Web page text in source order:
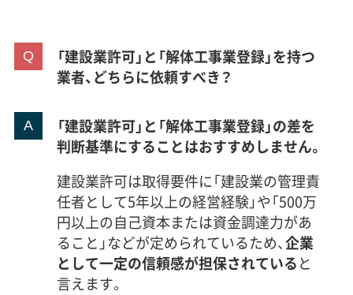
「建設業許可」と「解体工事業登録」を持つ
業者、どちらに依頼すべき？
「建設業許可」と「解体工事業登録」の差を
判断基準にすることはおすすめしません。
建設業許可は取得要件に「建設業の管理責
任者として5年以上の経営経験」や「500万
円以上の自己資本または資金調達力があ
ること」などが定められているため、企業
として一定の信頼感が担保されていると
言えます。